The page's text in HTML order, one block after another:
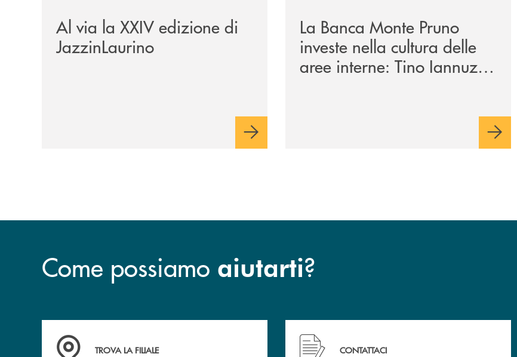
Al via la XXIV edizione di
JazzinLaurino
La Banca Monte Pruno
investe nella cultura delle
aree interne: Tino Iannuzzi
Come possiamo aiutarti?
Accedi all' elenco completo&nbsp; delle&nbsp; filiali&nbsp; di Banca Monte Pruno
TROVA LA FILIALE
Hai bisogno di assistenza immediata? Contattaci!
CONTATTACI